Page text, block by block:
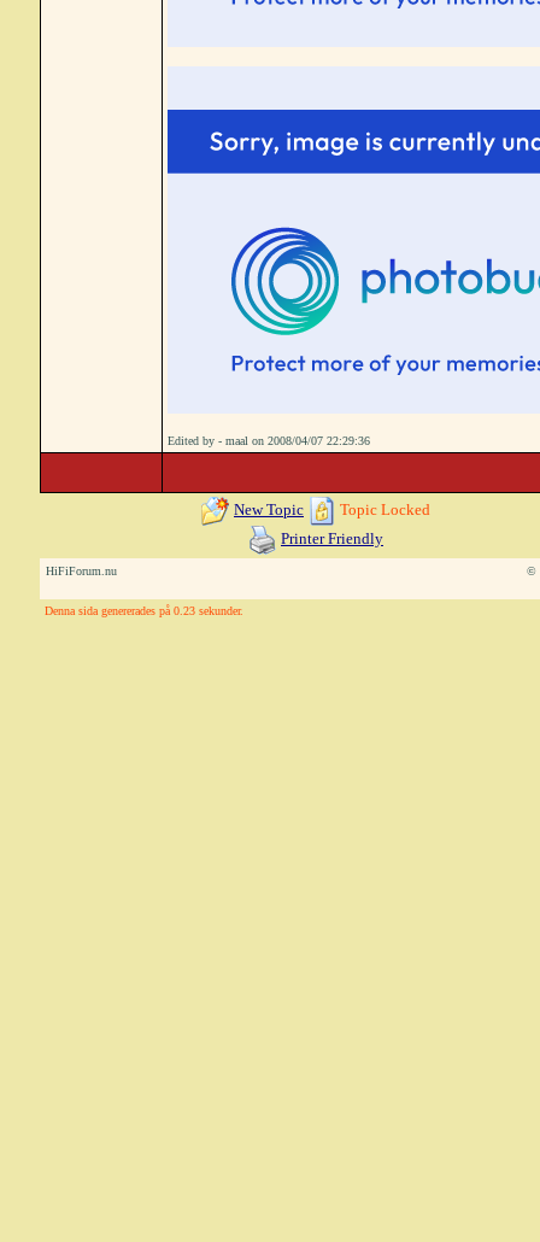
Edited by - maal on 2008/04/07 22:29:36
New Topic
Topic Locked
Printer Friendly
HiFiForum.nu ©
Denna sida genererades på 0.23 sekunder.